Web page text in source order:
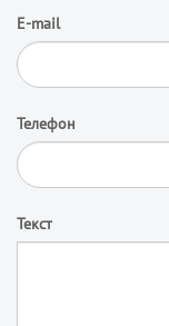
E-mail
Телефон
Текст